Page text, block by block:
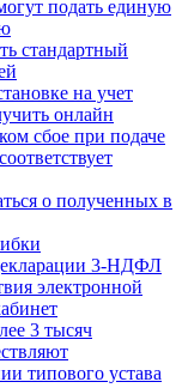
подать единую
стандартный
на учет
онлайн
сбое при подаче
о полученных в
3-НДФЛ
электронной
3 тысяч
типового устава